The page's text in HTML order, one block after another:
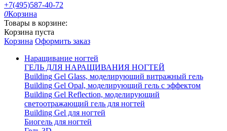
+7(495)587-40-72
0Корзина
Товары в корзине:
Корзина пуста
Корзина Оформить заказ
Наращивание ногтей
ГЕЛЬ ДЛЯ НАРАЩИВАНИЯ НОГТЕЙ
Building Gel Glass, моделирующий витражный гель
Building Gel Opal, моделирующий гель с эффектом
Building Gel Reflection, моделирующий
светоотражающий гель для ногтей
Building Gel для ногтей
Биогель для ногтей